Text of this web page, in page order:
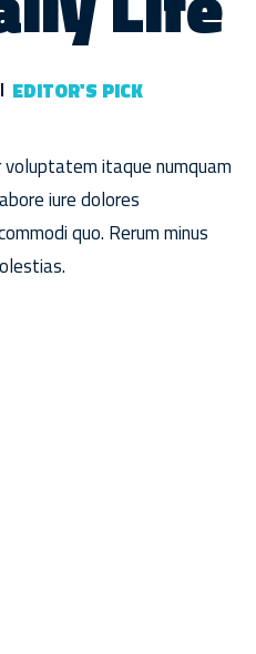
EDITOR'S PICK
itaque numquam
iure dolores
quo. Rerum minus